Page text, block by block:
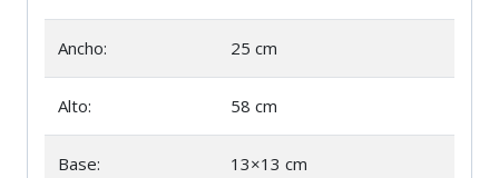
Ancho: 25 cm
Alto: 58 cm
Base: 13×13 cm